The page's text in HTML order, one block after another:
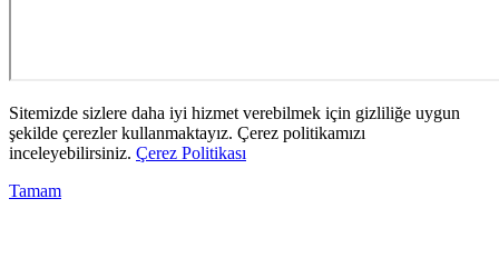
Sitemizde sizlere daha iyi hizmet verebilmek için gizliliğe uygun
şekilde çerezler kullanmaktayız. Çerez politikamızı
inceleyebilirsiniz. Çerez Politikası
Tamam